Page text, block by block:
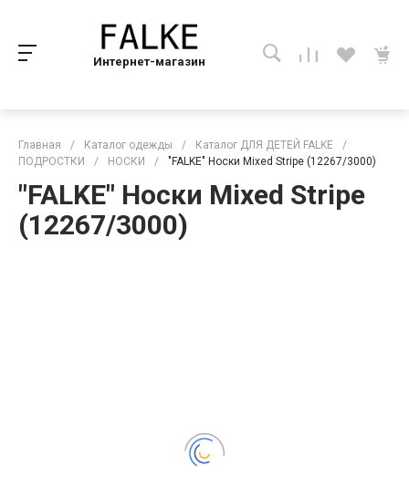
Интернет-магазин
Главная / Каталог одежды / Каталог ДЛЯ ДЕТЕЙ FALKE
/
ПОДРОСТКИ
/ НОСКИ / "FALKE" Носки Mixed Stripe (12267/3000)
"FALKE" Носки Mixed Stripe
(12267/3000)